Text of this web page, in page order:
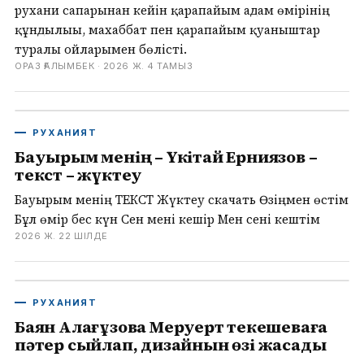
рухани сапарынан кейін қарапайым адам өмірінің
құндылығы, махаббат пен қарапайым қуаныштар
туралы ойларымен бөлісті.
ОРАЗ ҒАЛЫМБЕК · 2026 Ж. 4 ТАМЫЗ
РУХАНИЯТ
Бауырым менің – Үкітай Ерниязов –
текст – жүктеу
Бауырым менің ТЕКСТ Жүктеу скачать Өзіңмен өстім
Бұл өмір бес күн Сен мені кешір Мен сені кештім
2026 Ж. 22 ШІЛДЕ
РУХАНИЯТ
Баян Алағұзова Меруерт Өтекешеваға
пәтер сыйлап, дизайнын өзі жасады